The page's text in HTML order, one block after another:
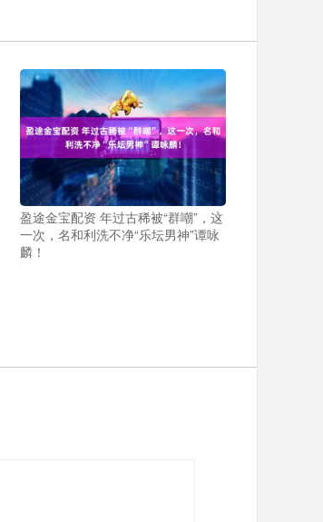
盈途金宝配资 年过古稀被“群嘲”，这
一次，名和利洗不净“乐坛男神”谭咏
麟！